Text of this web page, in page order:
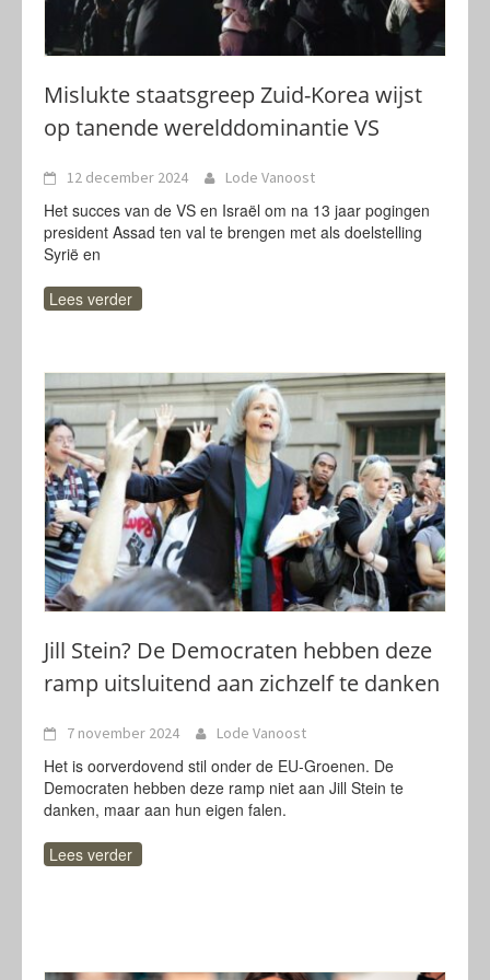
Mislukte staatsgreep Zuid-Korea wijst
op tanende werelddominantie VS
12 december 2024 Lode Vanoost
Het succes van de VS en Israël om na 13 jaar pogingen
president Assad ten val te brengen met als doelstelling
Syrië en
Lees verder
Jill Stein? De Democraten hebben deze
ramp uitsluitend aan zichzelf te danken
7 november 2024 Lode Vanoost
Het is oorverdovend stil onder de EU-Groenen. De
Democraten hebben deze ramp niet aan Jill Stein te
danken, maar aan hun eigen falen.
Lees verder